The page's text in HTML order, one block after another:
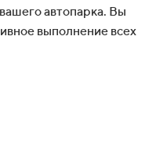
автопарка. Вы
выполнение всех